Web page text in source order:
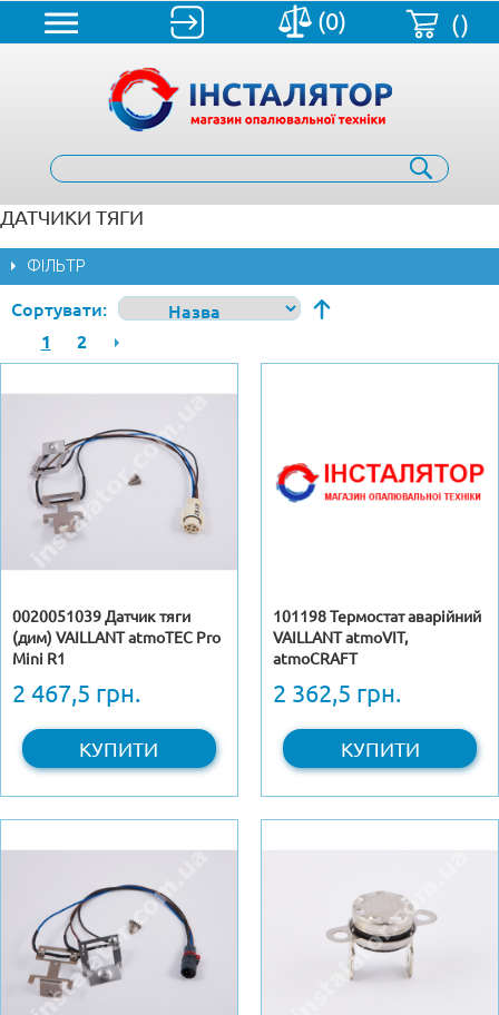
(0) ()
ДАТЧИКИ ТЯГИ
ФІЛЬТР
Сортувати
1 2
0020051039 Датчик тяги
(дим) VAILLANT atmoTEC Pro
Mini R1
2 467,5 грн.
КУПИТИ
101198 Термостат аварійний
VAILLANT atmoVIT,
atmoCRAFT
2 362,5 грн.
КУПИТИ